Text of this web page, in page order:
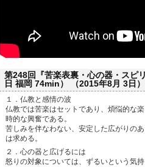
第248回『苦楽表裏・心の器・スピ
日 福岡 74min） （2015年8月 3日）
１．仏教と感情の波
仏教では苦楽はセットであり、煩悩的な
時的な興奮である。
苦しみを伴なわない、安定した広がりの
は求める。
２．心の器と広げるには
怒りの対象については、ずるいという気